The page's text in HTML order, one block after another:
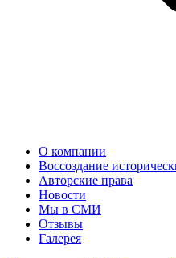
О компании
Воссоздание
Авторские права
Новости
Мы в СМИ
Отзывы
Галерея